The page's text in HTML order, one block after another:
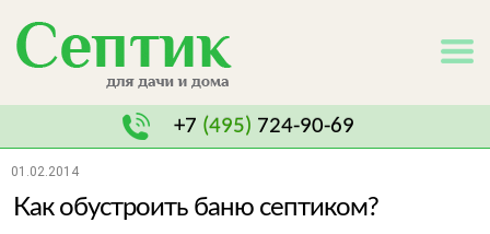
+7 (495) 724-90-69
01.02.2014
Как обустроить баню септиком?